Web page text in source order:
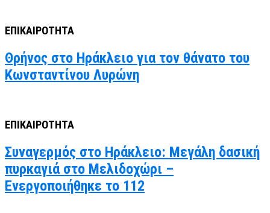
ΕΠΙΚΑΙΡΟΤΗΤΑ
Θρήνος στο Ηράκλειο για τον θάνατο του
Κωνσταντίνου Λυρώνη
ΕΠΙΚΑΙΡΟΤΗΤΑ
Συναγερμός στο Ηράκλειο: Μεγάλη δασική
πυρκαγιά στο Μελιδοχώρι –
Ενεργοποιήθηκε το 112